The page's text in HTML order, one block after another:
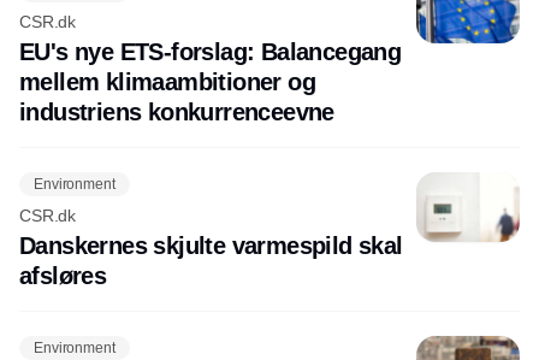
CSR.dk
EU's nye ETS-forslag: Balancegang
mellem klimaambitioner og
industriens konkurrenceevne
Environment
CSR.dk
Danskernes skjulte varmespild skal
afsløres
Environment